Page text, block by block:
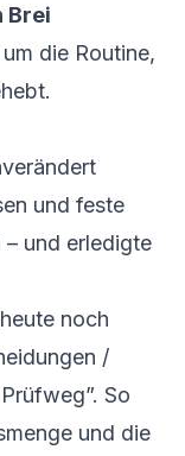
Brei
die Routine,
und feste
und erledigte
noch
/
So
und die